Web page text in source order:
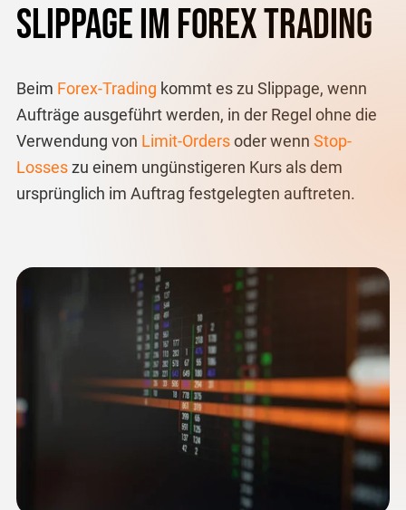
Slippage im Forex Trading
Beim Forex-Trading kommt es zu Slippage, wenn
Aufträge ausgeführt werden, in der Regel ohne die
Verwendung von Limit-Ordersoder wennStop-
Losseszu einem ungünstigeren Kurs als dem
ursprünglich im Auftrag festgelegten auftreten.